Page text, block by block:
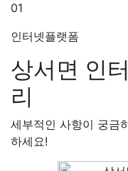
01
인터넷플랫폼
상서면 인
리
세부적인 사항이 궁금
하세요!